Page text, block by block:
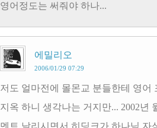
영어정도는 써줘야 하나...
에밀리오
2006/01/29 07:29
저도 얼마전에 몰몬교 분들한테 영어
지옥 하니 생각나는 거지만... 2002년
멘트 날리시면서 히딩크가 하나님 자